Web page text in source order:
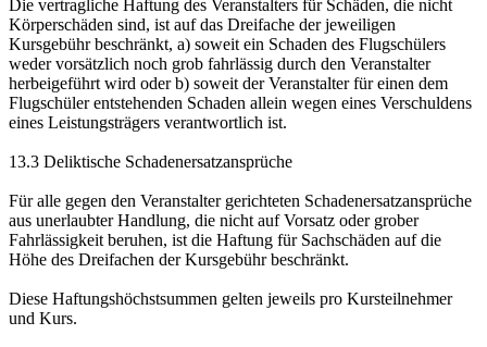
Die vertragliche Haftung des Veranstalters für Schäden, die nicht
Körperschäden sind, ist auf das Dreifache der jeweiligen
Kursgebühr beschränkt, a) soweit ein Schaden des Flugschülers
weder vorsätzlich noch grob fahrlässig durch den Veranstalter
herbeigeführt wird oder b) soweit der Veranstalter für einen dem
Flugschüler entstehenden Schaden allein wegen eines Verschuldens
eines Leistungsträgers verantwortlich ist.
13.3 Deliktische Schadenersatzansprüche
Für alle gegen den Veranstalter gerichteten Schadenersatzansprüche
aus unerlaubter Handlung, die nicht auf Vorsatz oder grober
Fahrlässigkeit beruhen, ist die Haftung für Sachschäden auf die
Höhe des Dreifachen der Kursgebühr beschränkt.
Diese Haftungshöchstsummen gelten jeweils pro Kursteilnehmer
und Kurs.